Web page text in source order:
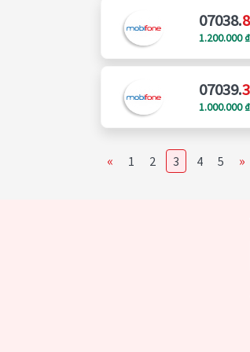
07038.
1.200.000 ₫
07039.
1.000.000 ₫
« 1 2 3 4 5 »